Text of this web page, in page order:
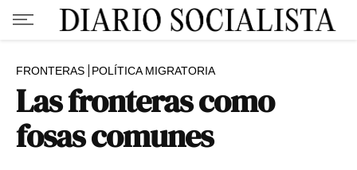
FRONTERAS POLÍTICA MIGRATORIA
Las fronteras como
fosas comunes